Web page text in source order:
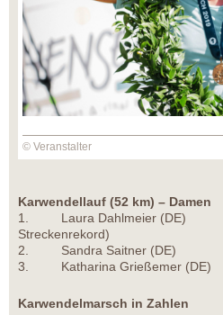
© Veranstalter
Karwendellauf (52 km) – Damen
1. Laura Dahlmeier (DE)
Streckenrekord)
2. Sandra Saitner (DE)
3. Katharina Grießemer
Karwendelmarsch in Zahlen